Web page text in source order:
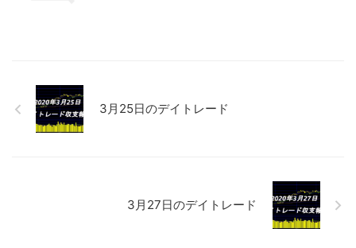
3月25日のデイトレード
3月27日のデイトレード